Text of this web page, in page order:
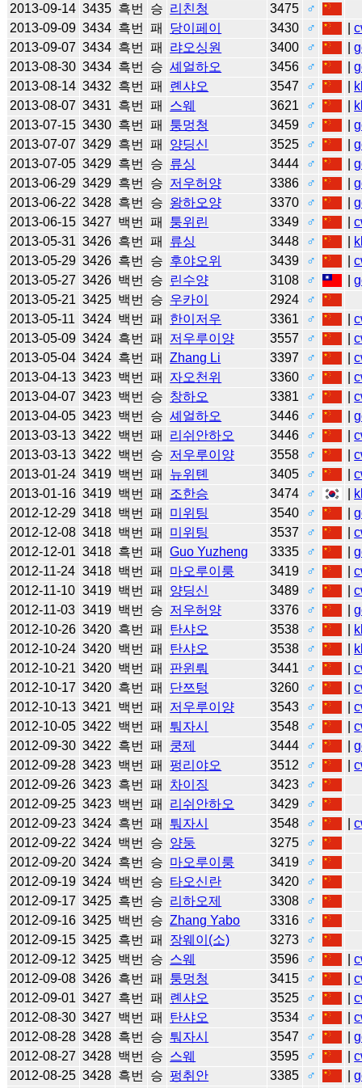
2013-09-14 3435 흑번 승 리친청 3475
♂
2013-09-09 3434 흑번 패 당이페이 3430 ♂ |
2013-09-07 3434 흑번 패 랴오싱원 3400 ♂ |
2013-08-30 3434 흑번 승 셰얼하오 3456 ♂ |
2013-08-14 3432 흑번 패 롄샤오 3547 ♂
2013-08-07 3431 흑번 패 스웨 3621 ♂
2013-07-15 3430 흑번 패 퉁멍청 3459 ♂ |
2013-07-07 3429 흑번 패 양딩신 3525 ♂ |
2013-07-05 3429 흑번 승 류싱 3444 ♂ |
2013-06-29 3429 흑번 승 저우허양 3386 ♂ |
2013-06-22 3428 흑번 승 왕하오양 3370 ♂ |
2013-06-15 3427 백번 패 퉁위린 3349 ♂ |
2013-05-31 3426 흑번 패 류싱 3448 ♂
2013-05-29 3426 흑번 승 후야오위 3439 ♂ |
2013-05-27 3426 백번 승 린수양 3108 ♂ |
2013-05-21 3425 백번 승 우카이 2924
♂
2013-05-11 3424 백번 패 한이저우 3361 ♂ |
2013-05-09 3424 흑번 패 저우루이양 3557 ♂ |
2013-05-04 3424 흑번 패 Zhang Li 3397 ♂ |
2013-04-13 3423 백번 패 자오천위 3360 ♂ |
2013-04-07 3423 백번 승 창하오 3381 ♂ |
2013-04-05 3423 백번 승 셰얼하오 3446 ♂ |
2013-03-13 3422 백번 패 리쉬안하오 3446 ♂ |
2013-03-13 3422 백번 승 저우루이양 3558 ♂ |
2013-01-24 3419 백번 패 뉴위톈 3405 ♂ |
2013-01-16 3419 백번 패 조한승 3474 ♂
2012-12-29 3418 백번 패 미위팅 3540 ♂ |
2012-12-08 3418 백번 패 미위팅 3537 ♂ |
2012-12-01 3418 흑번 패 Guo Yuzheng 3335 ♂ |
2012-11-24 3418 백번 패 마오루이룽 3419 ♂ |
2012-11-10 3419 백번 패 양딩신 3489 ♂ |
2012-11-03 3419 백번 승 저우허양 3376 ♂ |
2012-10-26 3420 흑번 패 탄샤오 3538 ♂
2012-10-24 3420 백번 패 탄샤오 3538 ♂
2012-10-21 3420 백번 패 판윈뤄 3441 ♂ |
2012-10-17 3420 흑번 패 단쯔텅 3260 ♂ |
2012-10-13 3421 백번 패 저우루이양 3543 ♂ |
2012-10-05 3422 백번 패 퉈자시 3548 ♂ |
2012-09-30 3422 흑번 패 쿵제 3444 ♂ |
2012-09-28 3423 백번 패 펑리야오 3512 ♂ |
2012-09-26 3423 흑번 패 차이징 3423
♂
2012-09-25 3423 백번 패 리쉬안하오 3429
♂
2012-09-23 3424 흑번 패 퉈자시 3548 ♂ |
2012-09-22 3424 백번 승 양둥 3275
♂
2012-09-20 3424 흑번 승 마오루이룽 3419
♂
2012-09-19 3424 백번 승 타오신란 3420
♂
2012-09-17 3425 흑번 승 리하오제 3308
♂
2012-09-16 3425 백번 승 Zhang Yabo 3316
♂
2012-09-15 3425 흑번 패 장웨이(소) 3273
♂
2012-09-12 3425 백번 승 스웨 3596 ♂ |
2012-09-08 3426 흑번 패 퉁멍청 3415 ♂ |
2012-09-01 3427 흑번 패 롄샤오 3525 ♂ |
2012-08-30 3427 백번 패 탄샤오 3534 ♂ |
2012-08-28 3428 흑번 승 퉈자시 3547 ♂ |
2012-08-27 3428 백번 승 스웨 3595 ♂ |
2012-08-25 3428 흑번 승 펑취안 3385 ♂ |